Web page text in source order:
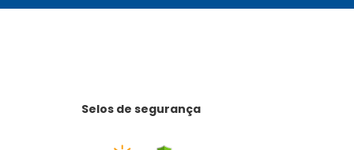
Selos de segurança